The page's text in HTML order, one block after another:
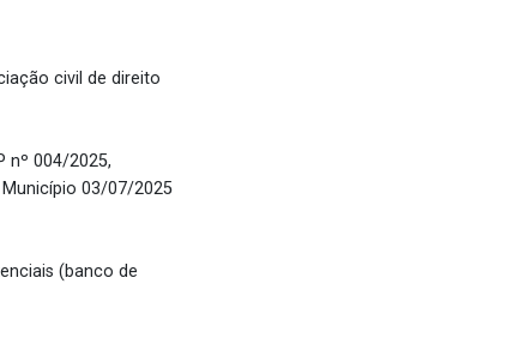
civil de direito
nº 004/2025,
03/07/2025
(banco de